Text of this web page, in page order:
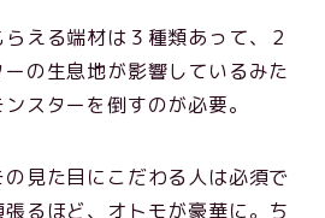
える端材は３種類あって、２
の生息地が影響しているみた
スターを倒すのが必要。
見た目にこだわる人は必須で
るほど、オトモが豪華に。ち